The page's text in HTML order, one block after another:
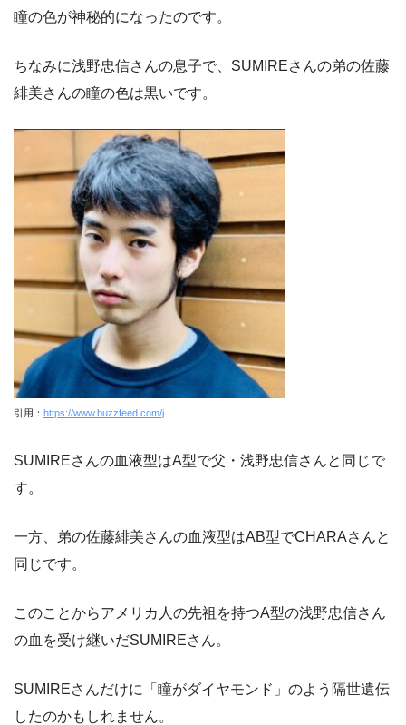
瞳の色が神秘的になったのです。
ちなみに浅野忠信さんの息子で、SUMIREさんの弟の佐藤
緋美さんの瞳の色は黒いです。
引用： https://www.buzzfeed.com/j
SUMIREさんの血液型はA型で父・浅野忠信さんと同じで
す。
一方、弟の佐藤緋美さんの血液型はAB型でCHARAさんと
同じです。
このことからアメリカ人の先祖を持つA型の浅野忠信さん
の血を受け継いだSUMIREさん。
SUMIREさんだけに「瞳がダイヤモンド」のよう隔世遺伝
したのかもしれません。